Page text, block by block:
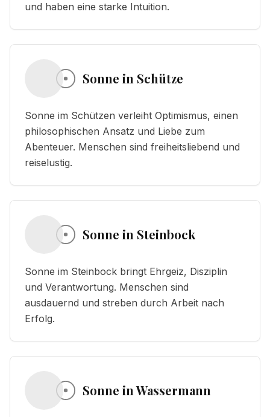
und haben eine starke Intuition.
Sonne in Schütze
Sonne im Schützen verleiht Optimismus, einen
philosophischen Ansatz und Liebe zum
Abenteuer. Menschen sind freiheitsliebend und
reiselustig.
Sonne in Steinbock
Sonne im Steinbock bringt Ehrgeiz, Disziplin
und Verantwortung. Menschen sind
ausdauernd und streben durch Arbeit nach
Erfolg.
Sonne in Wassermann